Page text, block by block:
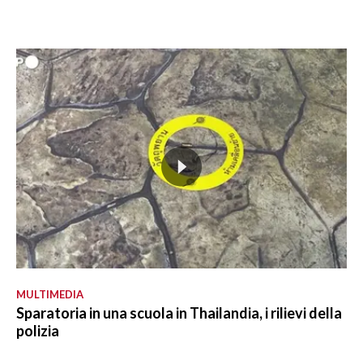
MULTIMEDIA
Sparatoria in una scuola in Thailandia, i rilievi della
polizia